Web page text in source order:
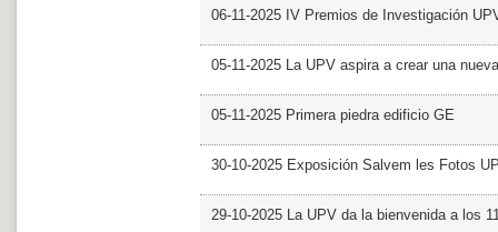
06-11-2025 IV Premios de Investigación
05-11-2025 La UPV aspira a crear una
05-11-2025 Primera piedra edificio GE
30-10-2025 Exposición Salvem les Fotos
29-10-2025 La UPV da la bienvenida a los